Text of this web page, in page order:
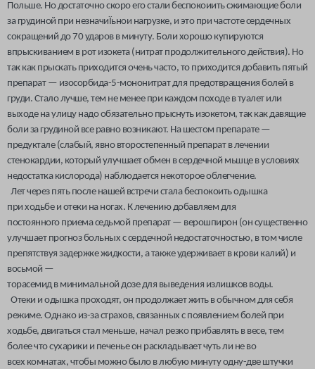
Польше. Но достаточно скоро его стали беспокоиить сжимающие боли
за грудиной при незначиЇьнои нагрузке, и это при частоте сердечных
сокращений до 70 ударов в минуту. Боли хорошо купируются
впрыскиванием в рот изокета (нитрат продолжительного действия). Но
так как прыскать приходится очень часто, то приходится добавить пятый
препарат — изосорбида-5-мононитрат для предотвращения болей в
груди. Стало лучше, тем не менее при каждом походе в туалет или
выходе на улицу надо обязательно прыснуть изокетом, так как давящие
боли за грудиной все равно возникают. На шестом препарате —
предуктале (слабый, явно второстепенный препарат в лечении
стенокардии, который улучшает обмен в сердечной мьшце в условиях
недостатка кислорода) наблюдается некоторое облегчение.
Лет через пять после нашей встречи стала беспокоить одышка
при ходьбе и отеки на ногах. К лечению добавляем для
постоянного приема седьмой препарат — верошпирон (он существенно
улучшает прогноз больных с сердечной недостаточностью, в том числе
препятствуя задержке жидкости, а также удерживает в крови калий) и
восьмой —
торасемид в минимальной дозе для выведения излишков воды.
Отеки и одышка проходят, он продолжает жить в обычном для себя
режиме. Однако из-за страхов, связанных с появлением болей при
ходьбе, двигаться стал меньше, начал резко прибавлять в весе, тем
более что сухарики и печенье он раскладывает чуть ли не во
всех комнатах, чтобы можно было в любую минуту одну-две штучки